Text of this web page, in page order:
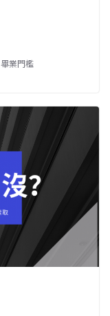
畢業門檻